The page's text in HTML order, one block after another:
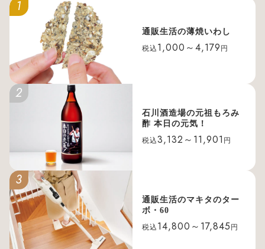
1
通販生活の薄焼いわし
税込 1,000～4,179 円
2
石川酒造場の元祖もろみ
酢 本日の元気！
税込3,132～11,901 円
3
通販生活のマキタのター
ボ・60
税込 14,800～17,845 円